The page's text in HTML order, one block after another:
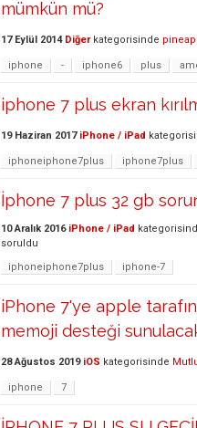
mümkün mü?
17 Eylül 2014 Diğerkategorisinde
iphone - iphone6 plus
iphone 7 plus ekran
19 Haziran 2017 iPhone / iPad
iphoneiphone7plus iphone7plus
İphone 7 plus 32 gb
10 Aralık 2016 iPhone / iPad
soruldu
iphoneiphone7plus
iphone-7
iPhone 7'ye apple
memoji desteği
28 Ağustos 2019 iOS kategorisinde
iphone 7